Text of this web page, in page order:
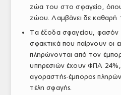
ζώα του στο σφαγείο,
ζώου. Λαμβάνει δε καθαρή
Τα έξοδα σφαγείου, φασόν
σφακτικά που παίρνουν οι
πληρώνονται από τον
υπηρεσιών έχουν ΦΠΑ 24%,
αγοραστής-έμπορος
τέλη σφαγής.